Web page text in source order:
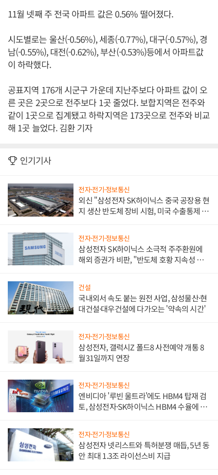
11월 넷째 주 전국 아파트 값은 0.56% 떨어졌다.
시도별로는 울산(-0.56%), 세종(-0.77%), 대구(-0.57%), 경
남(-0.55%), 대전(-0.62%), 부산(-0.53%)등에서 아파트값
이 하락했다.
공표지역 176개 시군구 가운데 지난주보다 아파트 값이 오
른 곳은 2곳으로 전주보다 1곳 줄었다. 보합지역은 전주와
같이 1곳으로 집계됐고 하락지역은 173곳으로 전주와 비교
해 1곳 늘었다. 김환 기자
인기기사
전자·전기·정보통신
외신 "삼성전자 SK하이닉스 중국 공장용 현
지 생산 반도체 장비 시험, 미국 수출통제 대
전자·전기·정보통신
삼성전자 SK하이닉스 소극적 주주환원에
해외 증권가 비판, "반도체 호황 지속성 의
건설
국내외서 속도 붙는 원전 사업, 삼성물산·현
대건설·대우건설에 다가오는 '약속의 시간'
전자·전기·정보통신
삼성전자, 갤럭시Z 폴드8 사전예약 개통 8
월31일까지 연장
전자·전기·정보통신
엔비디아 '루빈 울트라'에도 HBM4 탑재 검
토, 삼성전자·SK하이닉스 HBM4 수율에 주
전자·전기·정보통신
삼성전자 넷리스트와 특허분쟁 매듭, 5년 동
안 최대 1.3조 라이선스비 지급